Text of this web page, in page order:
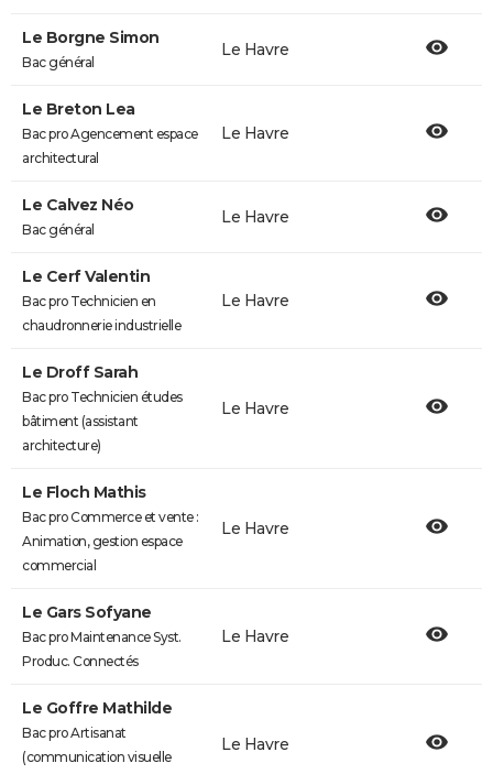
Le Borgne Simon
Bac général
Le Havre
Le Breton Lea
Bac pro Agencement espace
architectural
Le Havre
Le Calvez Néo
Bac général
Le Havre
Le Cerf Valentin
Bac pro Technicien en
chaudronnerie industrielle
Le Havre
Le Droff Sarah
Bac pro Technicien études
bâtiment (assistant
architecture)
Le Havre
Le Floch Mathis
Bac pro Commerce et vente :
Animation, gestion espace
commercial
Le Havre
Le Gars Sofyane
Bac pro Maintenance Syst.
Produc. Connectés
Le Havre
Le Goffre Mathilde
Bac pro Artisanat
(communication visuelle
Le Havre